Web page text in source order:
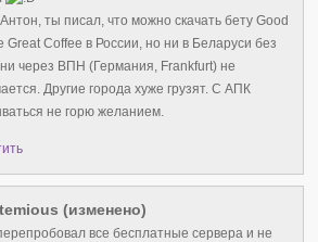
ты писал, что можно скачать бету Good
Great Coffee в России, но ни в Беларуси без
через ВПН (Германия, Frankfurt) не
Другие города хуже грузят. С АПК
не горю желанием.
(изменено)
все бесплатные сервера и не